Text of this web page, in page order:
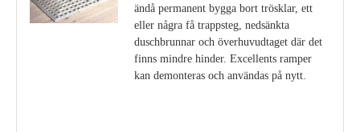
ändå permanent bygga bort trösklar, ett
eller några få trappsteg, nedsänkta
duschbrunnar och överhuvudtaget där det
finns mindre hinder. Excellents ramper
kan demonteras och användas på nytt.